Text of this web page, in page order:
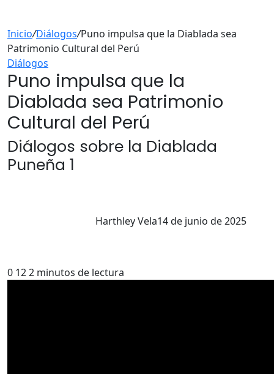
Inicio/Diálogos/Puno impulsa que la Diablada sea
Patrimonio Cultural del Perú
Diálogos
Puno impulsa que la
Diablada sea Patrimonio
Cultural del Perú
Diálogos sobre la Diablada
Puneña 1
Harthley Vela14 de junio de 2025
0 122 minutos de lectura